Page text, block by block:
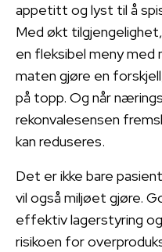
appetitt og lyst til å
Med økt
en fleksibel meny med
maten gjøre en
på topp. Og når
rekonvalesensen
kan reduseres.
Det er ikke bare
vil også miljøet gjøre.
effektiv lagerstyring
risikoen for